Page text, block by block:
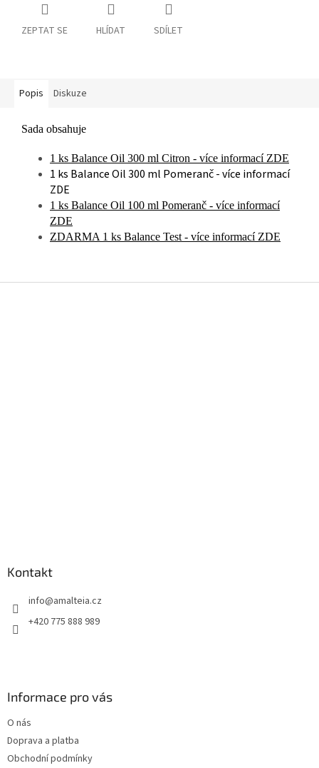
ZEPTAT SE HLÍDAT SDÍLET
Popis Diskuze
Sada obsahuje
1 ks Balance Oil 300 ml Citron - více informací ZDE
1 ks Balance Oil 300 ml Pomeranč - více informací
ZDE
1 ks Balance Oil 100 ml Pomeranč - více informací
ZDE
ZDARMA 1 ks Balance Test - více informací ZDE
Kontakt
info@amalteia.cz
+420 775 888 989
Informace pro vás
O nás
Doprava a platba
Obchodní podmínky